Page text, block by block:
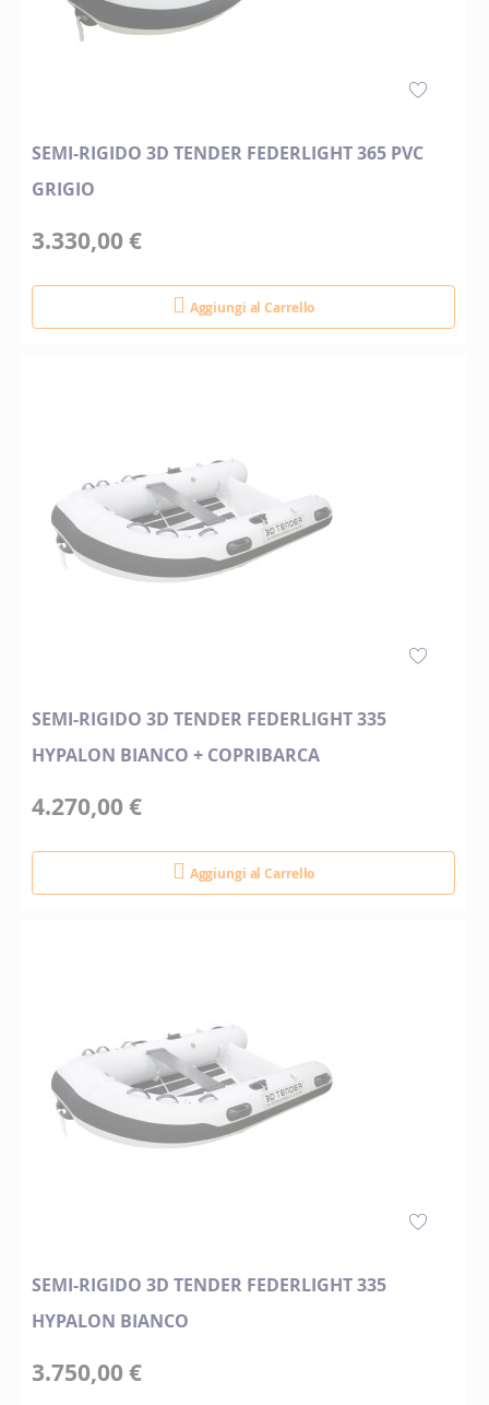
SEMI-RIGIDO 3D TENDER FEDERLIGHT 365 PVC
GRIGIO
3.330,00 €
Aggiungi al Carrello
SEMI-RIGIDO 3D TENDER FEDERLIGHT 335
HYPALON BIANCO + COPRIBARCA
4.270,00 €
Aggiungi al Carrello
SEMI-RIGIDO 3D TENDER FEDERLIGHT 335
HYPALON BIANCO
3.750,00 €